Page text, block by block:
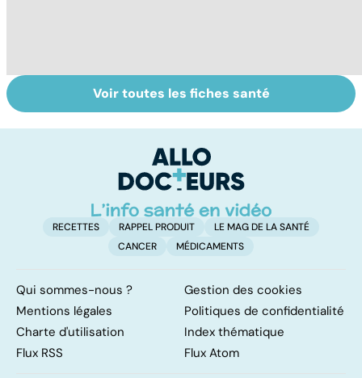
Tout savoir sur
les infections
Inflammation des
amygdales : que
d'angine ?
Voir toutes les fiches santé
RECETTES RAPPEL PRODUIT
LE MAG DE LA SANTÉ
CANCER
MÉDICAMENTS
Qui sommes-nous ?
Gestion des cookies
Mentions légales
Politiques de confidentialité
Charte d'utilisation
Index thématique
Flux RSS
Flux Atom